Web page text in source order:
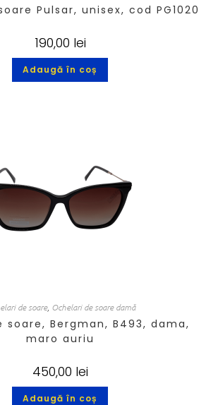
Pulsar, unisex, cod PG1020
190,00 lei
Adaugă în coș
de soare, Ochelari de soare damă
soare, Bergman, B493, dama,
maro auriu
450,00 lei
Adaugă în coș